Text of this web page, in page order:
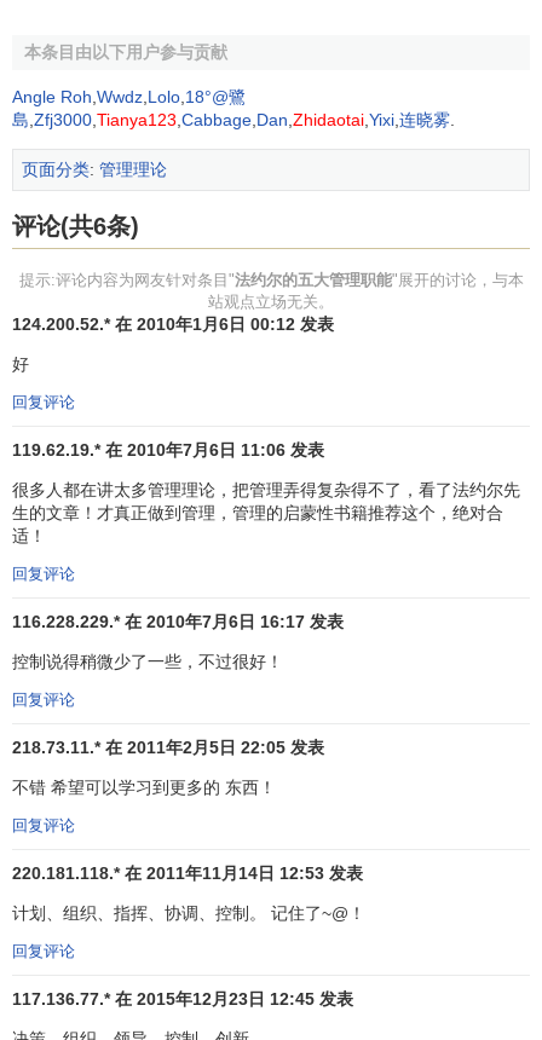
的结果，职能的发展是水平方向的，因为随着组织承担的工
扩大，需要增加管理层次来指导和协调下一层的工作，所以
他认为职能和等级序列的发展进程是以一个工头管理15
名工人和往上各级均为4比1的比数为基础的。例如15名工人
就需要有1名管理人员，60名工人就需要有4个管理人员，而
每4个管理人员就需要有1名共同的管理人员，组织就是按这
种几何级数发展的，而作为组织的管理就是应当把管理的层
大树不会长到天上去，社会组织也有它的极限，由于
般来说，一个领导只能有4～5个直接下属，而管理层次一般
不会超过8～9级。横向幅度太大容易管理失控，纵向幅度太
大信息传递速度太慢，反应迟缓。
对参谋人员来说，法约尔认为应该让一批有能力、有知
伸。而且参谋人员只听命于总经理，他们和军队中的参谋人
员是差不多的，他们不用去处理日常事物，他们的主要任务
制。认为它违背了统一指挥的原则，容易造成管理混乱。
动、统一指挥。但在各种形式下，人的个人作用极为重要，
它左右着整个管理系统 。
对于组织中的管理人员，法约尔根据自己多年的管理经
本条目由以下用户参与贡献
Angle Roh Wwdz Lolo 18°@鷺
島 Zfj3000 Tianya123 Cabbage Dan Zhidaotai Yixi 连晓雾
页面分类: 管理理论
评论(共6条)
提示:评论内容为网友针对条目"法约尔的五大管理职能"展开的讨论，与本
站观点立场无关。
124.200.52.* 在 2010年1月6日 00:12 发表
好
回复评论
119.62.19.* 在 2010年7月6日 11:06 发表
很多人都在讲太多管理理论，把管理弄得复杂得不了，看了法约尔先
生的文章！才真正做到管理，管理的启蒙性书籍推荐这个，绝对合
适！
回复评论
116.228.229.* 在 2010年7月6日 16:17 发表
控制说得稍微少了一些，不过很好！
回复评论
218.73.11.* 在 2011年2月5日 22:05 发表
不错 希望可以学习到更多的 东西！
回复评论
220.181.118.* 在 2011年11月14日 12:53 发表
计划、组织、指挥、协调、控制。 记住了~@！
回复评论
117.136.77.* 在 2015年12月23日 12:45 发表